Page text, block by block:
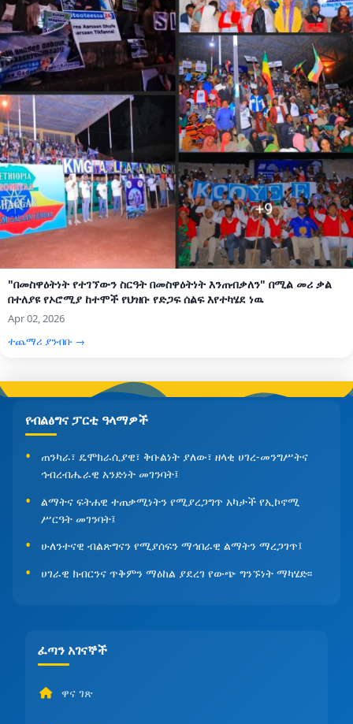
"በመስዋዕትነት የተገኘውን ስርዓት በመስዋዕትነት እንጠብቃለን" በሚል መሪ ቃል
በተለያዩ የኦሮሚያ ከተሞች የህዝቡ የድጋፍ ሰልፍ እየተካሄደ ነዉ
Apr 02, 2026
ተጨማሪ ያንብቡ →
የብልፅግና ፓርቲ ዓላማዎች
ጠንካራ፣ ዴሞክራሲያዊ፣ ቅቡልነት ያለው፣ ዘላቂ ሀገረ-መንግሥትና
ኅብረብሔራዊ አንድነት መገንባት፤
ልማትና ፍትሐዊ ተጠቃሚነትን የሚያረጋግጥ አካታች የኢኮኖሚ
ሥርዓት መገንባት፤
ሁለንተናዊ ብልጽግናን የሚያሰፍን ማኅበራዊ ልማትን ማረጋገጥ፤
ሀገራዊ ክብርንና ጥቅምን ማዕከል ያደረገ የውጭ ግንኙነት ማካሄድ፡፡
ፈጣን አገናኞች
ዋና ገጽ